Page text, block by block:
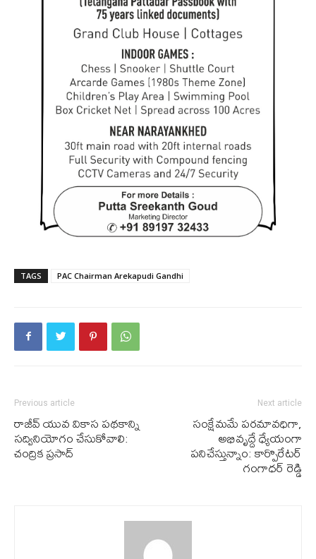
TAGS PAC Chairman Arekapudi Gandhi
Previous article
రాజీవ్ యువ వికాస ప‌థ‌కాన్ని
సద్వినియోగం చేసుకోవాలి:
చంద్రిక ప్రసాద్
Next article
సంక్షేమమే పరమావధిగా,
అభివృద్దే ధ్యేయంగా
పనిచేస్తున్నాం: కార్పొరేటర్
గంగాధర్ రెడ్డి